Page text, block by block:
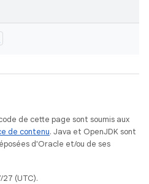
de cette page sont soumis aux
de contenu. Java et OpenJDK sont
d'Oracle et/ou de ses
(UTC).